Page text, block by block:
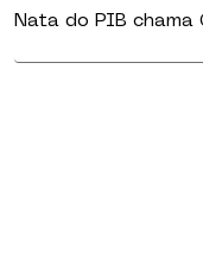
Nata do PIB